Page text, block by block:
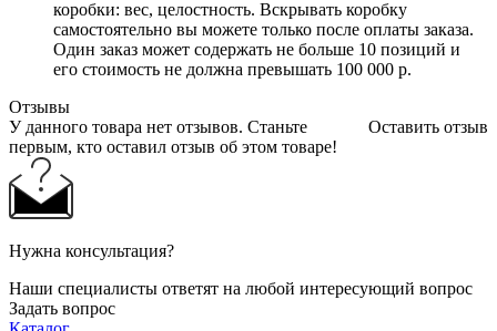
коробки: вес, целостность. Вскрывать коробку
самостоятельно вы можете только после оплаты заказа.
Один заказ может содержать не больше 10 позиций и
его стоимость не должна превышать 100 000 р.
Отзывы
Оставить отзыв
У данного товара нет отзывов. Станьте
первым, кто оставил отзыв об этом товаре!
Нужна консультация?
Наши специалисты ответят на любой интересующий вопрос
Задать вопрос